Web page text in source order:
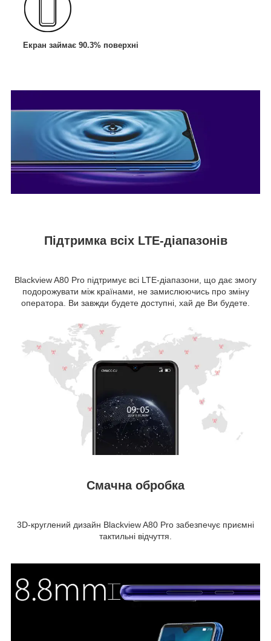
Екран займає 90.3% поверхні
Підтримка всіх LTE-діапазонів
Blackview A80 Pro підтримує всі LTE-діапазони, що дає змогу
подорожувати між країнами, не замислюючись про зміну
оператора. Ви завжди будете доступні, хай де Ви будете.
Смачна обробка
3D-круглений дизайн Blackview A80 Pro забезпечує приємні
тактильні відчуття.